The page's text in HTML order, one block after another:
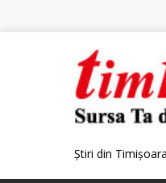
Știri din